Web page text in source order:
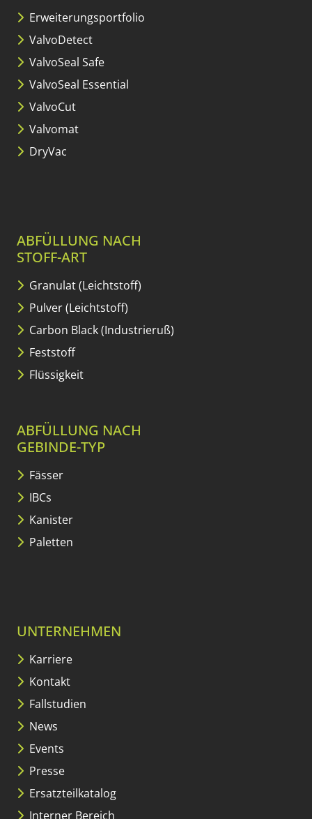
Erweiterungs­portfolio
ValvoDetect
ValvoSeal Safe
ValvoSeal Essential
ValvoCut
Valvomat
DryVac
ABFÜLLUNG NACH
STOFF-ART
Granulat (Leichtstoff)
Pulver (Leichtstoff)
Carbon Black (Industrieruß)
Feststoff
Flüssigkeit
ABFÜLLUNG NACH
GEBINDE-TYP
Fässer
IBCs
Kanister
Paletten
UNTERNEHMEN
Karriere
Kontakt
Fallstudien
News
Events
Presse
Ersatzteilkatalog
Interner Bereich